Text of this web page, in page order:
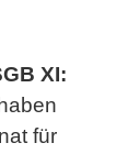
XI:
für